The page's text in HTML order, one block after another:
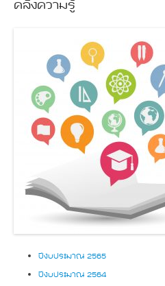
คลังความรู้
ปีงบประมาณ 2565
ปีงบประมาณ 2564